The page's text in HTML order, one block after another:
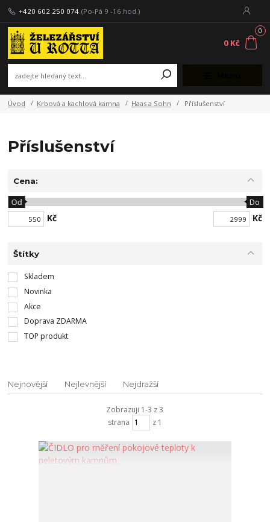
+420 602 250 074 (Po-Pá 9 -16 hod.)
0
0 Kč
Úvod Krbová a kachlová kamna Haas a Sohn Příslušenství
Příslušenství
Cena:
Kč
Od Do
Kč
Štítky
Skladem
Novinka
Akce
Doprava ZDARMA
TOP produkt
Nejnovější Nejlevnější Nejdražší
Zobrazuji 1-3 z 3
strana
z 1